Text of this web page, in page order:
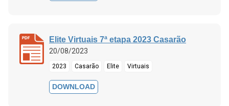
Elite Virtuais 7ª etapa 2023 Casarão
20/08/2023
2023 Casarão Elite Virtuais
DOWNLOAD